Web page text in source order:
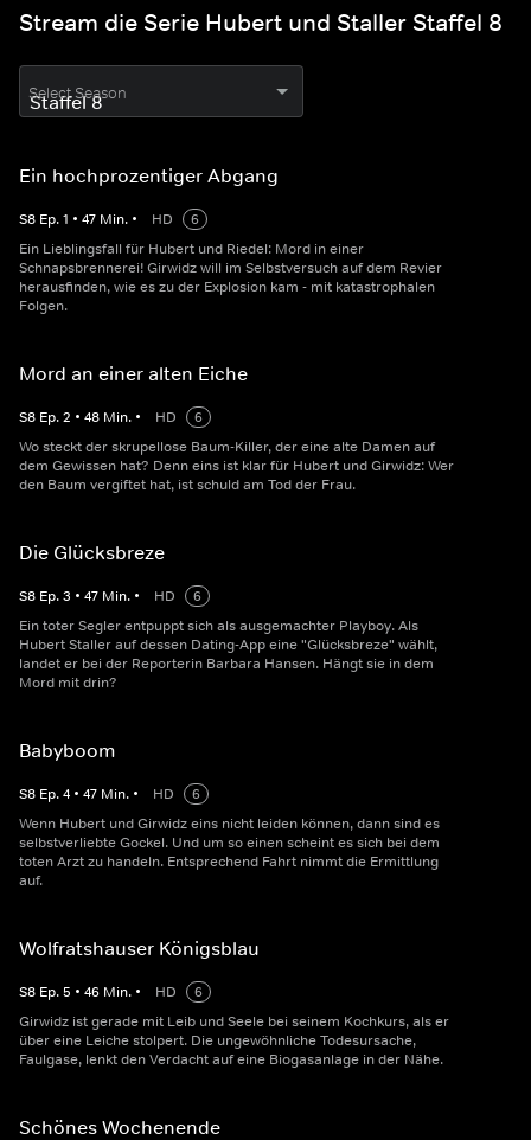
Stream die Serie Hubert und Staller Staffel 8
Select Season
Ein hochprozentiger Abgang
S8 Ep.1 • 47 Min. • HD
6
Ein Lieblingsfall für Hubert und Riedel: Mord in einer
Schnapsbrennerei! Girwidz will im Selbstversuch auf dem Revier
herausfinden, wie es zu der Explosion kam - mit katastrophalen
Folgen.
Mord an einer alten Eiche
S8 Ep.2 • 48 Min. • HD
6
Wo steckt der skrupellose Baum-Killer, der eine alte Damen auf
dem Gewissen hat? Denn eins ist klar für Hubert und Girwidz: Wer
den Baum vergiftet hat, ist schuld am Tod der Frau.
Die Glücksbreze
S8 Ep.3 • 47 Min. • HD
6
Ein toter Segler entpuppt sich als ausgemachter Playboy. Als
Hubert Staller auf dessen Dating-App eine "Glücksbreze" wählt,
landet er bei der Reporterin Barbara Hansen. Hängt sie in dem
Mord mit drin?
Babyboom
S8 Ep.4 • 47 Min. • HD
6
Wenn Hubert und Girwidz eins nicht leiden können, dann sind es
selbstverliebte Gockel. Und um so einen scheint es sich bei dem
toten Arzt zu handeln. Entsprechend Fahrt nimmt die Ermittlung
auf.
Wolfratshauser Königsblau
S8 Ep.5 • 46 Min. • HD
6
Girwidz ist gerade mit Leib und Seele bei seinem Kochkurs, als er
über eine Leiche stolpert. Die ungewöhnliche Todesursache,
Faulgase, lenkt den Verdacht auf eine Biogasanlage in der Nähe.
Schönes Wochenende